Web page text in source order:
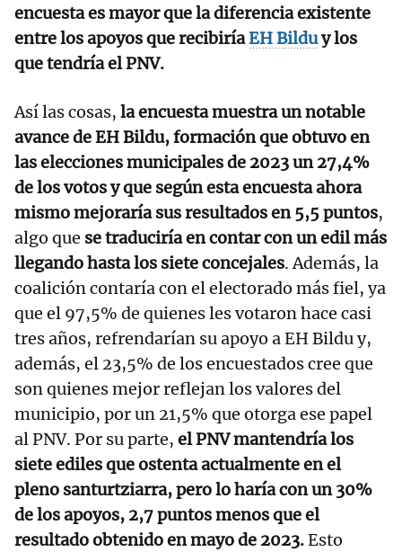
encuesta es mayor que la diferencia existente
entre los apoyos que recibiríaEH Bilduy los
que tendría el PNV.
Así las cosas, la encuesta muestra un notable
avance de EH Bildu, formación que obtuvo en
las elecciones municipales de 2023 un 27,4%
de los votos y que según esta encuesta ahora
mismo mejoraría sus resultados en 5,5 puntos,
algo que se traduciría en contar con un edil más
llegando hasta los siete concejales. Además, la
coalición contaría con el electorado más fiel, ya
que el 97,5% de quienes les votaron hace casi
tres años, refrendarían su apoyo a EH Bildu y,
además, el 23,5% de los encuestados cree que
son quienes mejor reflejan los valores del
municipio, por un 21,5% que otorga ese papel
al PNV. Por su parte, el PNV mantendría los
siete ediles que ostenta actualmente en el
pleno santurtziarra, pero lo haría con un 30%
de los apoyos, 2,7 puntos menos que el
resultado obtenido en mayo de 2023.Esto